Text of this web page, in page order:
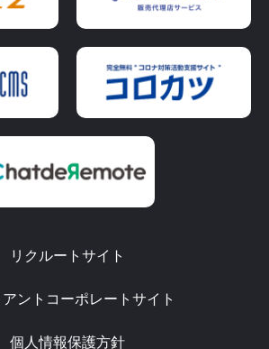
リクルートサイト
ントコーポレートサイト
個人情報保護方針